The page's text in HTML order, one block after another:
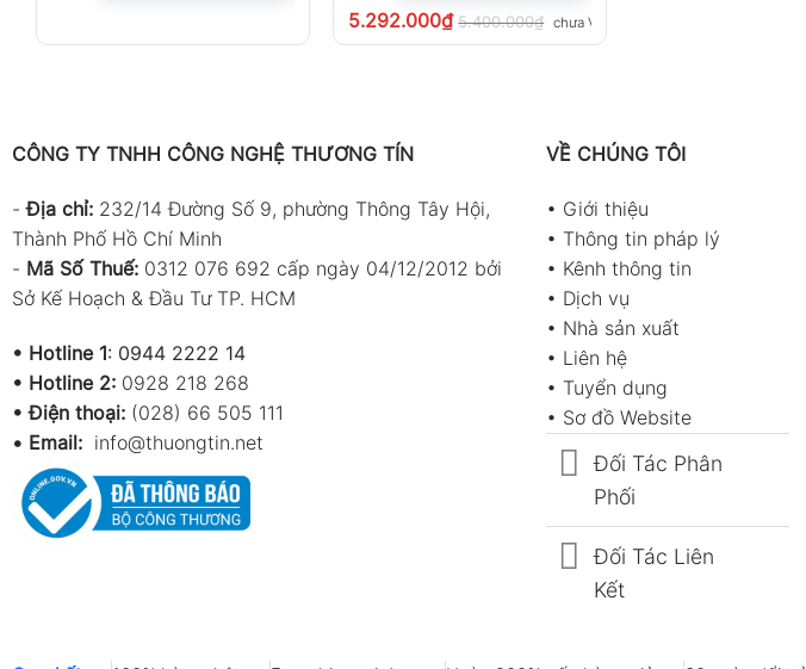
5.292.000₫ 5.400.000₫ chưa VAT 8%
CÔNG TY TNHH CÔNG NGHỆ THƯƠNG TÍN
-Địa chỉ: 232/14 Đường Số 9, phường Thông Tây Hội,
Thành Phố Hồ Chí Minh
- Mã Số Thuế: 0312 076 692 cấp ngày 04/12/2012 bởi
Sở Kế Hoạch & Đầu Tư TP. HCM
• Hotline 1: 0944 2222 14
• Hotline 2: 0928 218 268
• Điện thoại: (028) 66 505 111
• Email: info@thuongtin.net
VỀ CHÚNG TÔI
• Giới thiệu
• Thông tin pháp lý
• Kênh thông tin
• Dịch vụ
• Nhà sản xuất
• Liên hệ
• Tuyển dụng
• Sơ đồ Website
Đối Tác Phân
Phối
Đối Tác Liên
Kết